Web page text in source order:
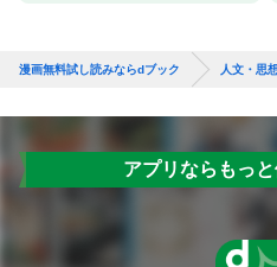
漫画無料試し読みならdブック 人文・思
アプリならもっ